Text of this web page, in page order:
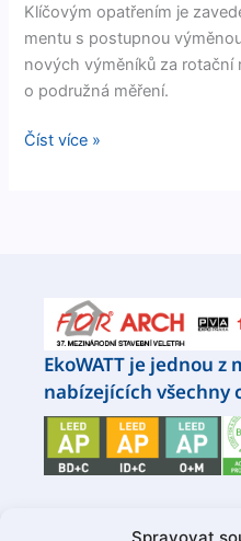
Klíčovým opatřením je
men­tu s pos­tup­nou
nových výměníků za rotační
o podružná měření.
Číst více »
EkoWATT je jednou z
nabízejících všechny